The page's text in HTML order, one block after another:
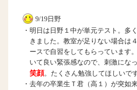
9/19日野
・明日は日野１中が単元テスト。多
きました。教室が足りない場合は
ースで自習をしてもらっています
いて良い緊張感なので、刺激にな
笑顔。たくさん勉強してほしいです
・去年の卒業生Ｔ君（高１）が突如